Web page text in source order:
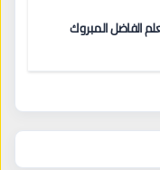
الفاضل المبروك